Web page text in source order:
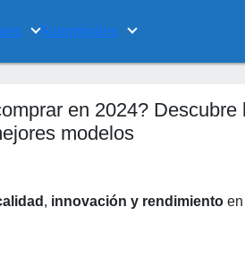
Automóviles
en 2024? Descubre
modelos
, innovación y rendimiento en